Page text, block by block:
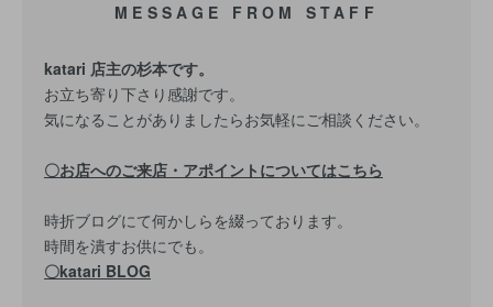
MESSAGE FROM STAFF
katari 店主の杉本です。
お立ち寄り下さり感謝です。
気になることがありましたらお気軽にご相談ください。
〇お店へのご来店・アポイントについてはこちら
時折ブログにて何かしらを綴っております。
時間を潰すお供にでも。
〇katari BLOG